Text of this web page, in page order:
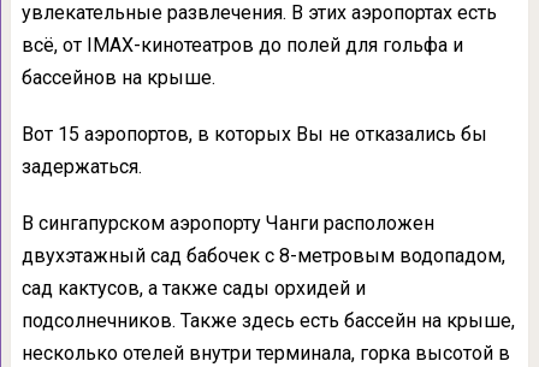
увлекательные развлечения. В этих аэропортах есть
всё, от IMAX-кинотеатров до полей для гольфа и
бассейнов на крыше.
Вот 15 аэропортов, в которых Вы не отказались бы
задержаться.
В сингапурском аэропорту Чанги расположен
двухэтажный сад бабочек с 8-метровым водопадом,
сад кактусов, а также сады орхидей и
подсолнечников. Также здесь есть бассейн на крыше,
несколько отелей внутри терминала, горка высотой в